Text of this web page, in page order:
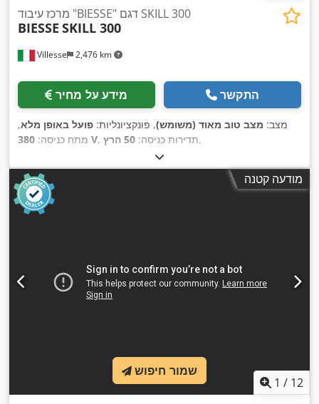
Villesse 2,476 km
מרכז עיבוד "BIESSE" דגם SKILL 300
BIESSE SKILL 300
מידע על מחיר התקשר
מצב: מצב טוב מאוד (משומש), פונקציונליות: פועל באופן מלא,
מתח כניסה: 380 V , תדירות כניסה: 50 הרץ ,
מודעה קטנה
1 / 12
שמור חיפוש